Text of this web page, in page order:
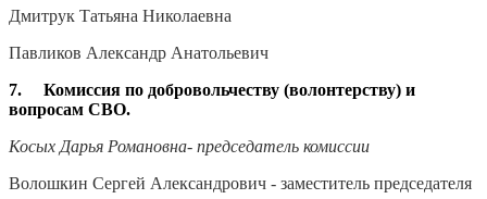
Дмитрук Татьяна Николаевна
Павликов Александр Анатольевич
7. Комиссия по добровольчеству (волонтерству) и
вопросам СВО.
Косых Дарья Романовна- председатель комиссии
Волошкин Сергей Александрович - заместитель председателя